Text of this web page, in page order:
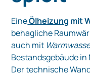
EineÖlheizung mit
behagliche
auch mit
Bestandsgebäude
Der technische